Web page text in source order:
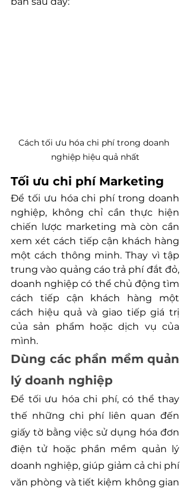
Cách tối ưu hóa chi phí trong doanh
nghiệp hiệu quả nhất
Tối ưu chi phí Marketing
Để tối ưu hóa chi phí trong doanh
nghiệp, không chỉ cần thực hiện
chiến lược marketing mà còn cần
xem xét cách tiếp cận khách hàng
một cách thông minh. Thay vì tập
trung vào quảng cáo trả phí đắt đỏ,
doanh nghiệp có thể chủ động tìm
cách tiếp cận khách hàng một
cách hiệu quả và giao tiếp giá trị
của sản phẩm hoặc dịch vụ của
mình.
Dùng các phần mềm quản
lý doanh nghiệp
Để tối ưu hóa chi phí, có thể thay
thế những chi phí liên quan đến
giấy tờ bằng việc sử dụng hóa đơn
điện tử hoặc phần mềm quản lý
doanh nghiệp, giúp giảm cả chi phí
văn phòng và tiết kiệm không gian